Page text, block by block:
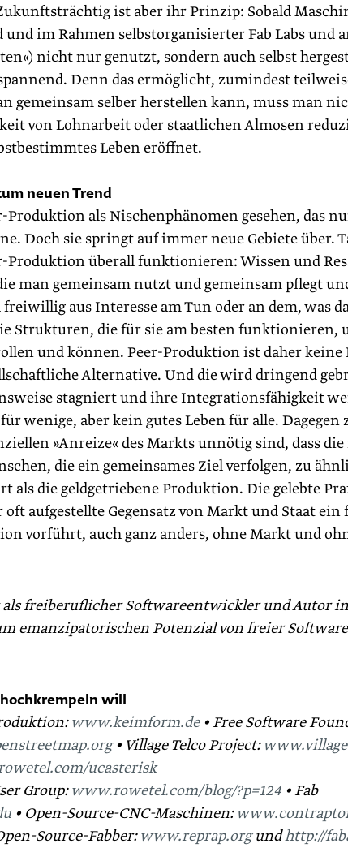
ist aber ihr Prinzip: Sobald
im Rahmen selbstorganisierter Fab Labs und
nicht nur genutzt, sondern auch selbst
Denn das ­ermöglicht, zumindest
gemeinsam selber herstellen kann, muss man
von Lohnarbeit oder staatlichen Almosen
Leben eröffnet.
neuen Trend
Produktion als Nischenphänomen gesehen, das
Doch sie springt auf immer neue Gebiete über.
überall funktionieren: Wissen und
man gemeinsam nutzt und gemeinsam pflegt
aus Inter­esse am Tun oder an dem, was
Strukturen, die für sie am besten funktionieren,
und können. Peer-Produktion ist daher keine
Alternative. Und die wird dringend
stagniert und ihre Integrationsfähigkeit
wenige, aber kein gutes Leben für alle. Dagegen
»Anreize« des Markts unnötig sind, dass
die ein gemeinsames Ziel verfolgen, zu
als die geldgetriebene Produktion. Die gelebte
aufgestellte Gegensatz von Markt und Staat ein
vorführt, auch ganz anders, ohne Markt und
als freiberuflicher Softwareentwickler und Autor
emanzipatorischen Potenzial von freier
will
www.keimform.de• Free Software
• Village Telco Project:
ucasterisk
Group:www.rowetel.com/blog/?p=124 • Fab
• Open-Source-CNC-Maschinen:
Source-Fabber:www.reprap.orgundhttp://